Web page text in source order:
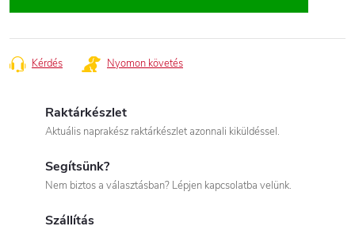
Kérdés Nyomon követés
Raktárkészlet
Aktuális naprakész raktárkészlet azonnali kiküldéssel.
Segítsünk?
Nem biztos a választásban? Lépjen kapcsolatba velünk.
Szállítás